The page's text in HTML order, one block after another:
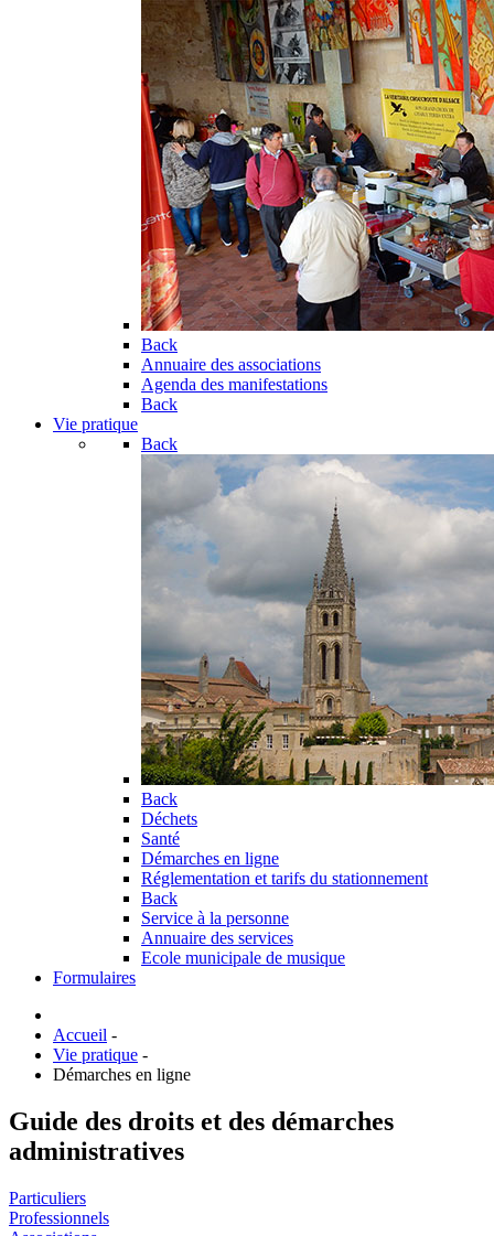
Back
Annuaire des associations
Agenda des manifestations
Back
Vie pratique
Back
Back
Déchets
Santé
Démarches en ligne
Réglementation et tarifs du stationnement
Back
Service à la personne
Annuaire des services
Ecole municipale de musique
Formulaires
Accueil -
Vie pratique -
Démarches en ligne
Guide des droits et des démarches
administratives
Particuliers
Professionnels